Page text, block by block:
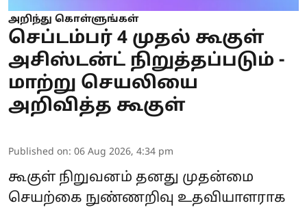
அறிந்து கொள்ளுங்கள்
செப்டம்பர் 4 முதல் கூகுள்
அசிஸ்டன்ட் நிறுத்தப்படும் -
மாற்று செயலியை
அறிவித்த கூகுள்
Published on: 06 Aug 2026, 4:34 pm
கூகுள் நிறுவனம் தனது முதன்மை
செயற்கை நுண்ணறிவு உதவியாளராக